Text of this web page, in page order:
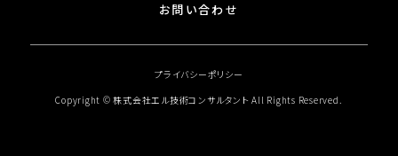
お問い合わせ
Copyright © 株式会社エル技術コンサルタント All Rights Reserved.
プライバシーポリシー